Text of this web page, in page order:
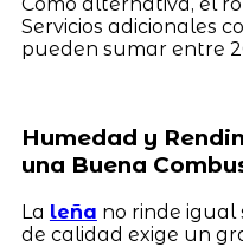
Como alternativa, el
Servicios adicionales
pueden sumar entre
Humedad y
una Buena
La leña no rinde igual
de calidad exige un